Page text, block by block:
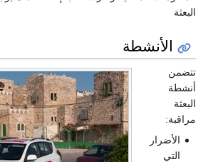
البعثة
الأنشطة
تتضمن
أنشطة
البعثة
مراقبة:
الأضرار
التي